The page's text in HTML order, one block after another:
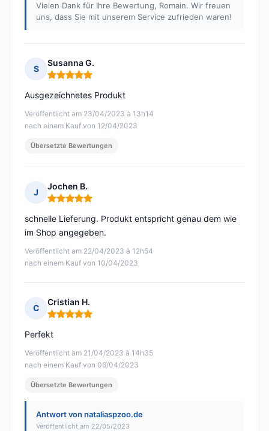
Vielen Dank für Ihre Bewertung, Romain. Wir freuen
uns, dass Sie mit unserem Service zufrieden waren!
S
Susanna G.
Hinweis: 5 von 5
Veröffentlicht am 23/04/2023 à 13h14
nach einem Kauf von 12/04/2023
Ausgezeichnetes Produkt
Übersetzte Bewertungen
J
Jochen B.
Hinweis: 5 von 5
Veröffentlicht am 22/04/2023 à 12h54
nach einem Kauf von 10/04/2023
schnelle Lieferung. Produkt entspricht genau dem wie
im Shop angegeben.
C
Cristian H.
Hinweis: 5 von 5
Veröffentlicht am 21/04/2023 à 14h35
nach einem Kauf von 06/04/2023
Perfekt
Übersetzte Bewertungen
Antwort von nataliaspzoo.de
Veröffentlicht am 22/05/2023